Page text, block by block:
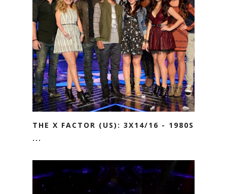
THE X FACTOR (US): 3X14/16 - 1980S
...